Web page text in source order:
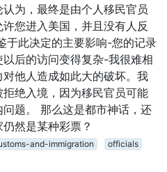
为，最终是由个人移民官员
您进入美国，并且没有人反
于此决定的主要影响-您的记录
后的访问变得复杂-我很难相
他人造成如此大的破坏。我
绝入境，因为移民官员可能
题。 那么这是都市神话，还
然是某种彩票？
and-immigration
officials